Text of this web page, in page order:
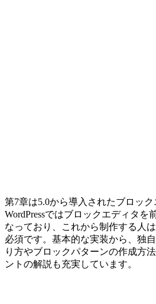
第7章は5.0から導入されたブロッ
WordPressではブロックエディタを
なっており、これから制作する人
必須です。基本的な実装から、独
り方やブロックパターンの作成方
ントの解説も充実しています。